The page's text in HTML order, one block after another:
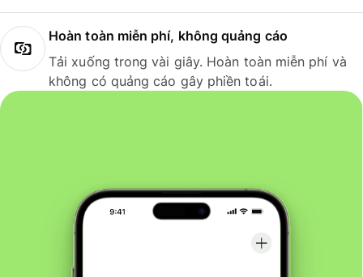
Hoàn toàn miễn phí, không quảng cáo
Tải xuống trong vài giây. Hoàn toàn miễn phí và
không có quảng cáo gây phiền toái.